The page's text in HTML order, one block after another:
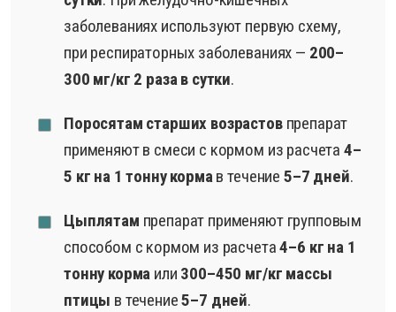
заболеваниях используют первую схему,
при респираторных заболеваниях — 200–
300 мг/кг 2 раза в сутки.
Поросятам старших возрастовпрепарат
применяют в смеси с кормом из расчета 4–
5 кг на 1 тонну кормав течение 5–7 дней.
Цыплятам препарат применяют групповым
способом с кормом из расчета4–6 кг на 1
тонну корма или 300–450 мг/кг массы
птицы в течение5–7 дней.